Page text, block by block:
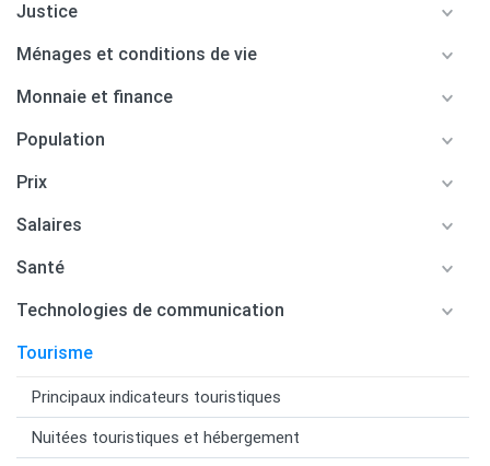
Justice
Ménages et conditions de vie
Monnaie et finance
Population
Prix
Salaires
Santé
Technologies de communication
Tourisme
Principaux indicateurs touristiques
Nuitées touristiques et hébergement